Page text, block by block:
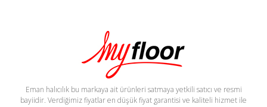
Eman halıcılık bu markaya ait ürünleri satmaya yetkili satıcı ve resmi
bayiidir. Verdiğimiz fiyatlar en düşük fiyat garantisi ve kaliteli hizmet ile